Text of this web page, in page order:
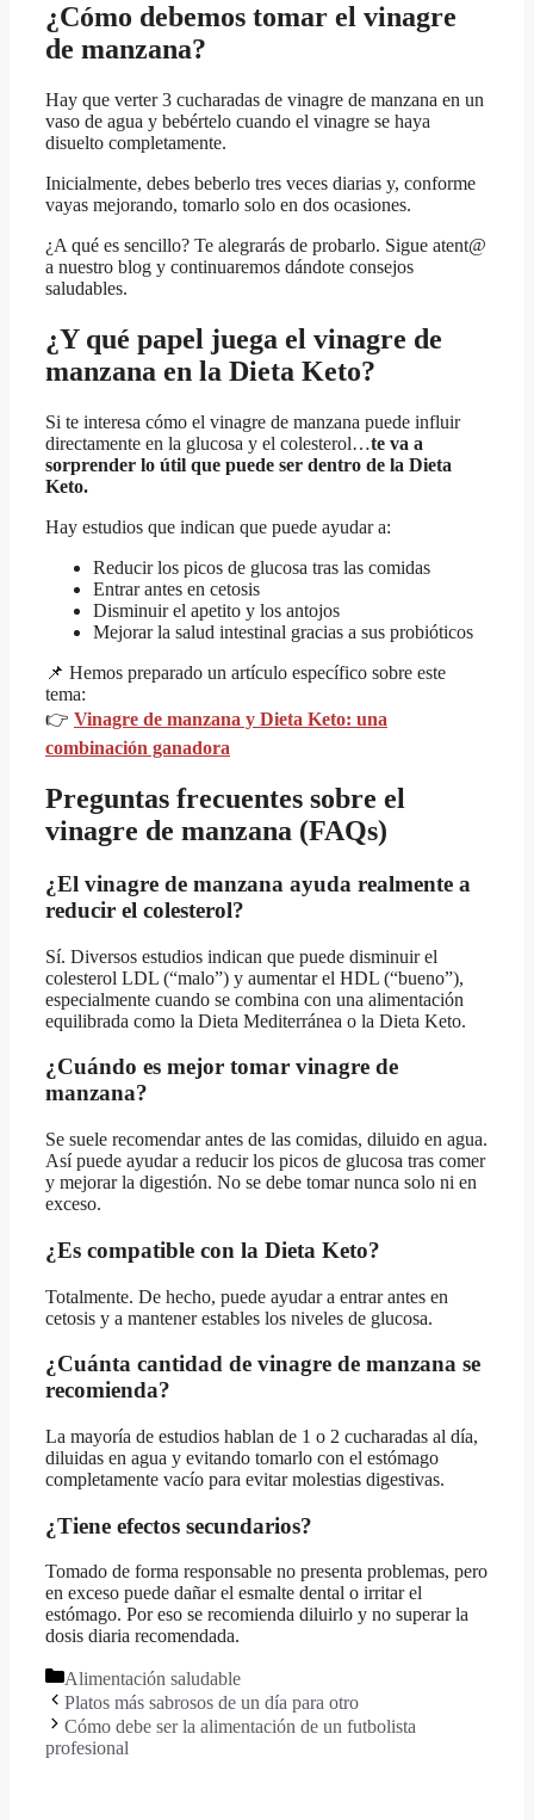
¿Cómo debemos tomar el vinagre
de manzana?
Hay que verter 3 cucharadas de vinagre de manzana en un
vaso de agua y bebértelo cuando el vinagre se haya
disuelto completamente.
Inicialmente, debes beberlo tres veces diarias y, conforme
vayas mejorando, tomarlo solo en dos ocasiones.
¿A qué es sencillo? Te alegrarás de probarlo. Sigue atent@
a nuestro blog y continuaremos dándote consejos
saludables.
¿Y qué papel juega el vinagre de
manzana en la Dieta Keto?
Si te interesa cómo el vinagre de manzana puede influir
directamente en la glucosa y el colesterol…te va a
sorprender lo útil que puede ser dentro de la Dieta
Keto.
Hay estudios que indican que puede ayudar a:
Reducir los picos de glucosa tras las comidas
Entrar antes en cetosis
Disminuir el apetito y los antojos
Mejorar la salud intestinal gracias a sus probióticos
📌 Hemos preparado un artículo específico sobre este
tema:
👉 Vinagre de manzana y Dieta Keto: una
combinación ganadora
Preguntas frecuentes sobre el
vinagre de manzana (FAQs)
¿El vinagre de manzana ayuda realmente a
reducir el colesterol?
Sí. Diversos estudios indican que puede disminuir el
colesterol LDL (“malo”) y aumentar el HDL (“bueno”),
especialmente cuando se combina con una alimentación
equilibrada como la Dieta Mediterránea o la Dieta Keto.
¿Cuándo es mejor tomar vinagre de
manzana?
Se suele recomendar antes de las comidas, diluido en agua.
Así puede ayudar a reducir los picos de glucosa tras comer
y mejorar la digestión. No se debe tomar nunca solo ni en
exceso.
¿Es compatible con la Dieta Keto?
Totalmente. De hecho, puede ayudar a entrar antes en
cetosis y a mantener estables los niveles de glucosa.
¿Cuánta cantidad de vinagre de manzana se
recomienda?
La mayoría de estudios hablan de 1 o 2 cucharadas al día,
diluidas en agua y evitando tomarlo con el estómago
completamente vacío para evitar molestias digestivas.
¿Tiene efectos secundarios?
Tomado de forma responsable no presenta problemas, pero
en exceso puede dañar el esmalte dental o irritar el
estómago. Por eso se recomienda diluirlo y no superar la
dosis diaria recomendada.
Categorías
Alimentación saludable
Platos más sabrosos de un día para otro
Cómo debe ser la alimentación de un futbolista
profesional